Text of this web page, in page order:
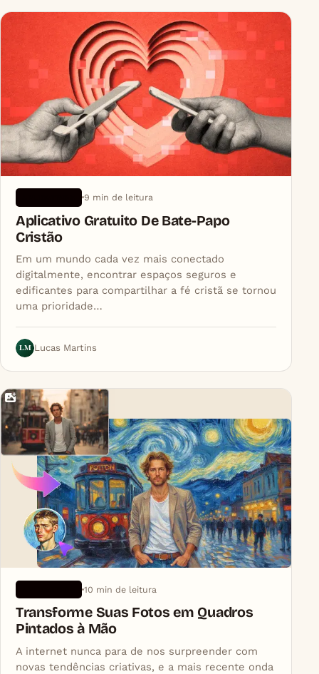
9 min de leitura
Aplicativo Gratuito De Bate-Papo
Cristão
Em um mundo cada vez mais conectado
digitalmente, encontrar espaços seguros e
edificantes para compartilhar a fé cristã se tornou
uma prioridade…
LM Lucas Martins
10 min de leitura
Transforme Suas Fotos em Quadros
Pintados à Mão
A internet nunca para de nos surpreender com
novas tendências criativas, e a mais recente onda